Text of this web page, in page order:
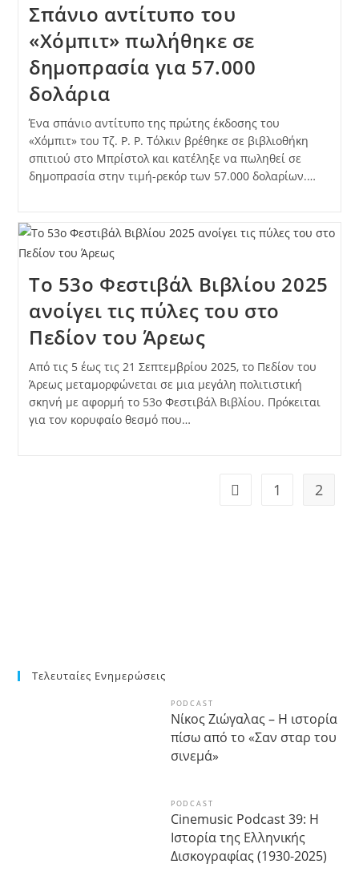
Σπάνιο αντίτυπο του
«Χόμπιτ» πωλήθηκε σε
δημοπρασία για 57.000
δολάρια
Ένα σπάνιο αντίτυπο της πρώτης έκδοσης του
«Χόμπιτ» του Τζ. Ρ. Ρ. Τόλκιν βρέθηκε σε βιβλιοθήκη
σπιτιού στο Μπρίστολ και κατέληξε να πωληθεί σε
δημοπρασία στην τιμή-ρεκόρ των 57.000 δολαρίων.…
Το 53ο Φεστιβάλ Βιβλίου 2025
ανοίγει τις πύλες του στο
Πεδίον του Άρεως
Από τις 5 έως τις 21 Σεπτεμβρίου 2025, το Πεδίον του
Άρεως μεταμορφώνεται σε μια μεγάλη πολιτιστική
σκηνή με αφορμή το 53ο Φεστιβάλ Βιβλίου. Πρόκειται
για τον κορυφαίο θεσμό που…
1 2
Τελευταίες Ενημερώσεις
PODCAST
Νίκος Ζιώγαλας – Η ιστορία
πίσω από το «Σαν σταρ του
σινεμά»
PODCAST
Cinemusic Podcast 39: Η
Ιστορία της Ελληνικής
Δισκογραφίας (1930-2025)